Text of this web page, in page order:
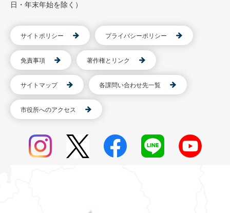
日・年末年始を除く）
サイトポリシー プライバシーポリシー
免責事項 著作権とリンク
サイトマップ 各課問い合わせ先一覧
市役所へのアクセス